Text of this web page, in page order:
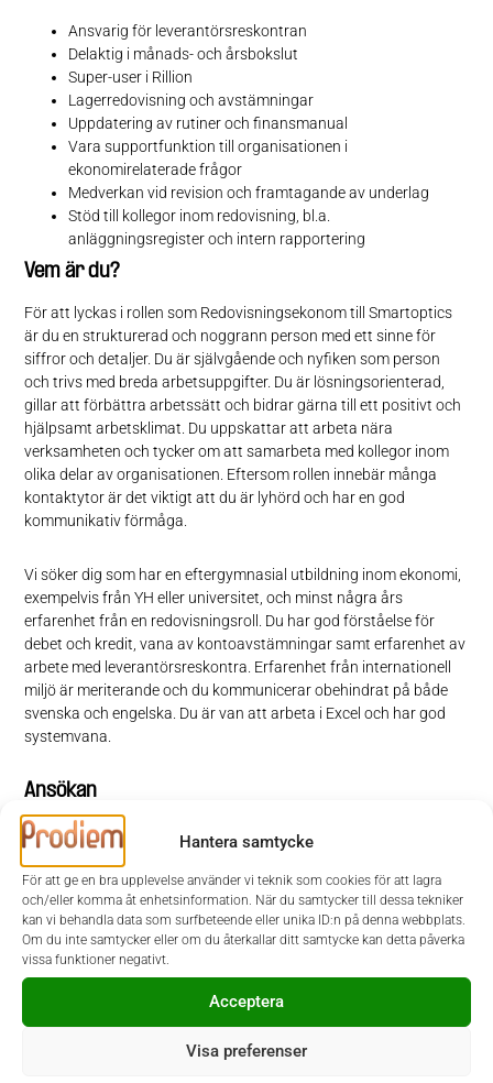
Hantera samtycke
För att ge en bra upplevelse använder vi teknik som cookies för att lagra
och/eller komma åt enhetsinformation. När du samtycker till dessa tekniker
kan vi behandla data som surfbeteende eller unika ID:n på denna webbplats.
Om du inte samtycker eller om du återkallar ditt samtycke kan detta påverka
vissa funktioner negativt.
Acceptera
Visa preferenser
Ansvarig för leverantörsreskontran
Delaktig i månads- och årsbokslut
Super-user i Rillion
Lagerredovisning och avstämningar
Uppdatering av rutiner och finansmanual
Vara supportfunktion till organisationen i
ekonomirelaterade frågor
Medverkan vid revision och framtagande av underlag
Stöd till kollegor inom redovisning, bl.a.
anläggningsregister och intern rapportering
Vem är du?
För att lyckas i rollen som Redovisningsekonom till Smartoptics
är du en strukturerad och noggrann person med ett sinne för
siffror och detaljer. Du är självgående och nyfiken som person
och trivs med breda arbetsuppgifter. Du är lösningsorienterad,
gillar att förbättra arbetssätt och bidrar gärna till ett positivt och
hjälpsamt arbetsklimat. Du uppskattar att arbeta nära
verksamheten och tycker om att samarbeta med kollegor inom
olika delar av organisationen. Eftersom rollen innebär många
kontaktytor är det viktigt att du är lyhörd och har en god
kommunikativ förmåga.
Vi söker dig som har en eftergymnasial utbildning inom ekonomi,
exempelvis från YH eller universitet, och minst några års
erfarenhet från en redovisningsroll. Du har god förståelse för
debet och kredit, vana av kontoavstämningar samt erfarenhet av
arbete med leverantörsreskontra. Erfarenhet från internationell
miljö är meriterande och du kommunicerar obehindrat på både
svenska och engelska. Du är van att arbeta i Excel och har god
systemvana.
Ansökan
I denna rekrytering samarbetar Smartoptics med Prodiem. Urval
och intervjuer sker löpande, varför vi gärna vill ha din ansökan så
snart som möjligt. Ansökan sker via Prodiems hemsida
www.prodiem.se. Vid frågor kontaktar du Jakob Altensten, tfn
073-344 51 80, eller Johan Mothander, tfn 070-910 14 65.
Välkommen med din ansökan!
Om Smartoptics